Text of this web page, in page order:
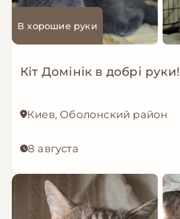
В хорошие руки
Кіт Домінік в добрі руки!
Киев, Оболонский район
8 августа